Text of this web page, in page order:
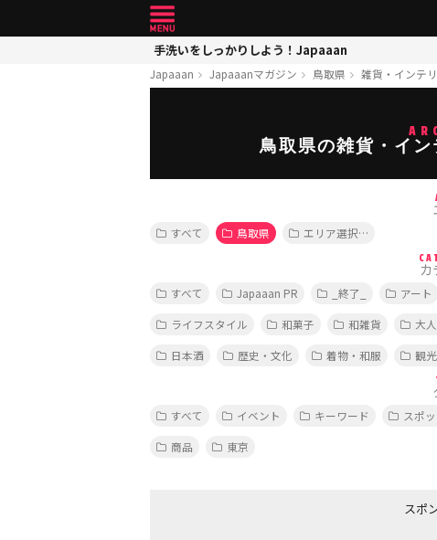
手洗いをしっかりしよう！Japaaan
Japaaan Japaaanマガジン 鳥取県 雑貨・インテ
鳥取県の雑貨・イ
すべて 鳥取県 エリア選択…
カ
すべて Japaaan PR _終了_ アート
ライフスタイル
和菓子 和雑貨 大
日本酒
歴史・文化 着物・和服 観
すべて イベント キーワード スポ
商品
東京
スポ